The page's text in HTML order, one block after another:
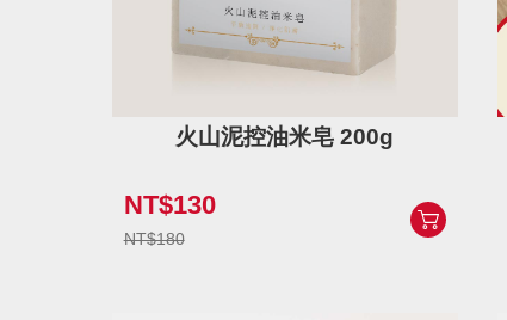
火山泥控油米皂 200g
NT$130
NT$180